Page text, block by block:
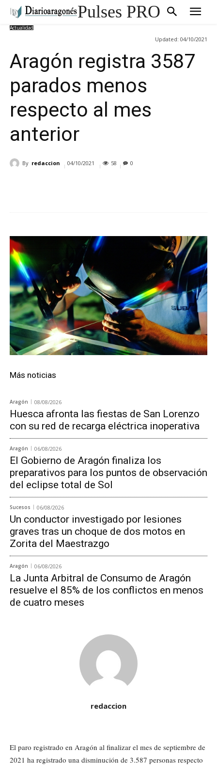
Pulses PRO
Actualidad
Updated: 04/10/2021
Aragón registra 3587
parados menos
respecto al mes
anterior
By redaccion 04/10/2021 58 0
Más noticias
Aragón 08/08/2026
Huesca afronta las fiestas de San Lorenzo
con su red de recarga eléctrica inoperativa
Aragón 06/08/2026
El Gobierno de Aragón finaliza los
preparativos para los puntos de observación
del eclipse total de Sol
Sucesos 06/08/2026
Un conductor investigado por lesiones
graves tras un choque de dos motos en
Zorita del Maestrazgo
Aragón 06/08/2026
La Junta Arbitral de Consumo de Aragón
resuelve el 85% de los conflictos en menos
de cuatro meses
redaccion
El paro registrado en Aragón al finalizar el mes de septiembre de
2021 ha registrado una disminución de 3.587 personas respecto